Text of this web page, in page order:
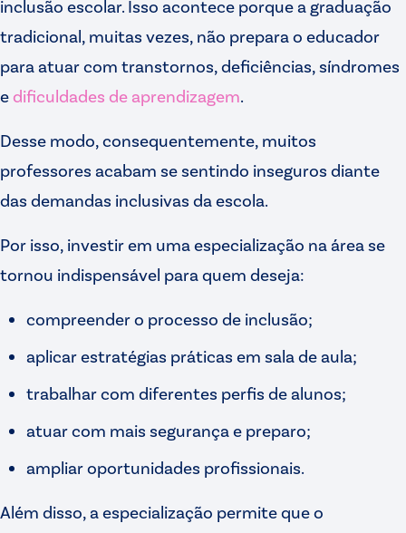
inclusão escolar. Isso acontece porque a graduação
tradicional, muitas vezes, não prepara o educador
para atuar com transtornos, deficiências, síndromes
e dificuldades de aprendizagem
Desse modo, consequentemente, muitos
professores acabam se sentindo inseguros diante
das demandas inclusivas da escola.
Por isso, investir em uma especialização na área se
tornou indispensável para quem deseja:
compreender o processo de inclusão;
aplicar estratégias práticas em sala de aula;
trabalhar com diferentes perfis de alunos;
atuar com mais segurança e preparo;
ampliar oportunidades profissionais.
Além disso, a especialização permite que o